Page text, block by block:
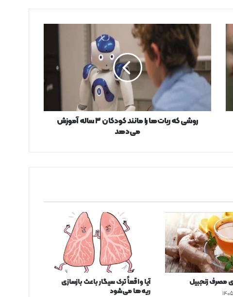
ی
ک
ه
ا
ر
ن
د
ک
و
د
ک
ا
ن
۳
روشی که ربات‌ها را مانند کودکان ۳ ساله آموزش
می‌دهد
زنجبیل
آیا واقعاً ترک سیگار باعث بازسازی
ریه‌ها می‌شود